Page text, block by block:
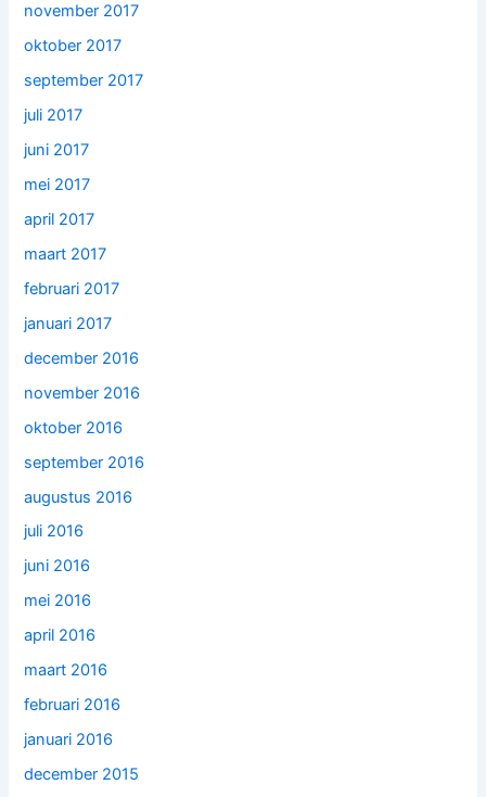
november 2017
oktober 2017
september 2017
juli 2017
juni 2017
mei 2017
april 2017
maart 2017
februari 2017
januari 2017
december 2016
november 2016
oktober 2016
september 2016
augustus 2016
juli 2016
juni 2016
mei 2016
april 2016
maart 2016
februari 2016
januari 2016
december 2015